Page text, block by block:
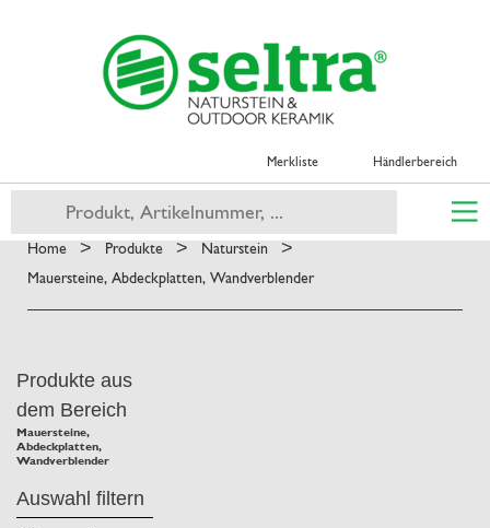
Merkliste Händlerbereich
Home > Produkte > Naturstein >
Mauersteine, Abdeckplatten, Wandverblender
Produkte aus
dem Bereich
Mauersteine,
Abdeckplatten,
Wandverblender
Auswahl filtern